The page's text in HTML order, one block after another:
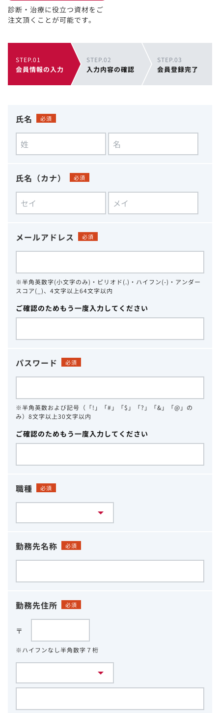
診断・治療に役立つ資材をご
注文頂くことが可能です。
STEP.01
会員情報の入力
STEP.02
入力内容の確認
STEP.03
会員登録完了
氏名 必須
氏名（カナ） 必須
メールアドレス 必須
※半角英数字(小文字のみ)・ピリオド(.)・ハイフン(-)・アンダー
スコア(_)、4文字以上64文字以内
ご確認のためもう一度入力してください
パスワード 必須
※半角英数および記号（「!」「#」「$」「?」「&」「@」の
み）8文字以上30文字以内
ご確認のためもう一度入力してください
職種 必須
勤務先名称 必須
勤務先住所 必須
〒
※ハイフンなし半角数字７桁